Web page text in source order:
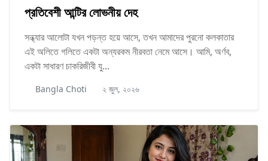
প্রতিবেশী আন্টির লোভনীয় দেহ
সন্ধ্যার আলোটা যখন পড়ন্ত হয়ে আসে, তখন আমাদের পুরনো কলকাতার
এই অলিতে গলিতে একটা অন্যরকম নীরবতা নেমে আসে। আমি, অর্ণব,
একটা সাধারণ চাকরিজীবী যু...
Bangla Choti ২ জুল, ২০২৬